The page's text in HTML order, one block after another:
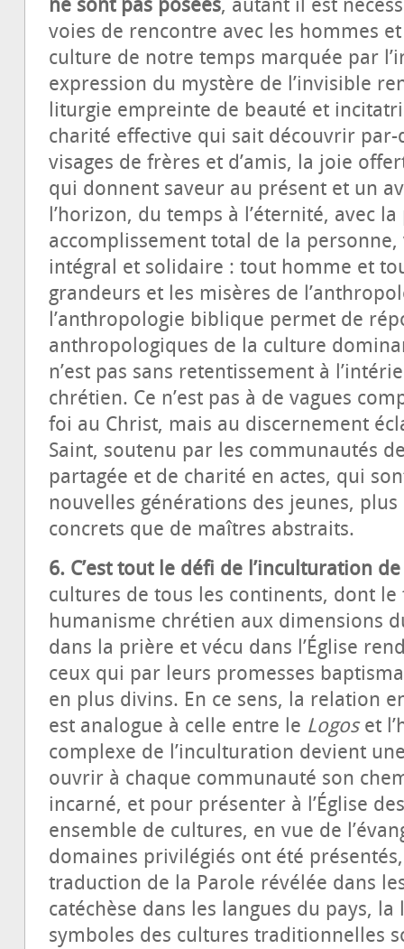
ne sont pas posées, autant il est
voies de rencontre avec les hommes
culture de notre temps marquée par
expression du mystère de l’invisible
liturgie empreinte de beauté et
charité effective qui sait découvrir
visages de frères et d’amis, la joie
qui donnent saveur au présent et un
l’horizon, du temps à l’éternité, avec la
accomplissement total de la
intégral et solidaire : tout homme et
grandeurs et les misères de
l’anthropologie biblique permet de
anthropologiques de la culture
n’est pas sans retentissement à
chrétien. Ce n’est pas à de vagues
foi au Christ, mais au discernement
Saint, soutenu par les communautés
partagée et de charité en actes, qui
nouvelles générations des jeunes,
concrets que de maîtres abstraits.
6. C’est tout le défi de l’inculturation de
cultures de tous les continents, dont
humanisme chrétien aux dimensions
dans la prière et vécu dans l’Église
ceux qui par leurs promesses
en plus divins. En ce sens, la relation
est analogue à celle entre le Logoset
complexe de l’inculturation devient
ouvrir à chaque communauté son
incarné, et pour présenter à l’Église
ensemble de cultures, en vue de
domaines privilégiés ont été
traduction de la Parole révélée dans
catéchèse dans les langues du pays,
symboles des cultures traditionnelles